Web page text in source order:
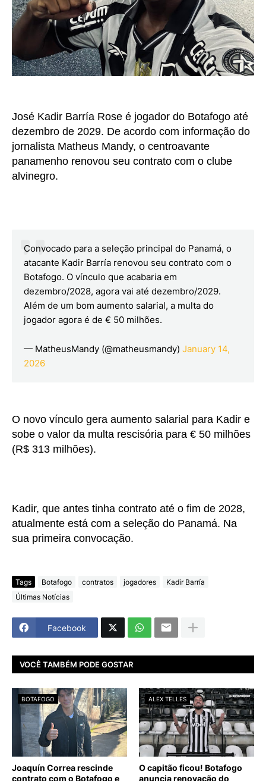
José Kadir Barría Rose é jogador do Botafogo até
dezembro de 2029. De acordo com informação do
jornalista Matheus Mandy, o centroavante
panamenho renovou seu contrato com o clube
alvinegro.
Convocado para a seleção principal do Panamá, o
atacante Kadir Barría renovou seu contrato com o
Botafogo. O vínculo que acabaria em
dezembro/2028, agora vai até dezembro/2029.
Além de um bom aumento salarial, a multa do
jogador agora é de € 50 milhões.
— MatheusMandy (@matheusmandy) January 14,
2026
O novo vínculo gera aumento salarial para Kadir e
sobe o valor da multa rescisória para € 50 milhões
(R$ 313 milhões).
Kadir, que antes tinha contrato até o fim de 2028,
atualmente está com a seleção do Panamá. Na
sua primeira convocação.
Tags Botafogo contratos jogadores
Kadir Barría
Últimas Notícias
Facebook
VOCÊ TAMBÉM PODE GOSTAR
BOTAFOGO
Joaquín Correa rescinde
contrato com o Botafogo e
ALEX TELLES
O capitão ficou! Botafogo
anuncia renovação do